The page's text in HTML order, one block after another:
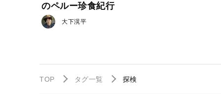
のペルー珍食紀行
大下滉平
TOP タグ一覧 探検